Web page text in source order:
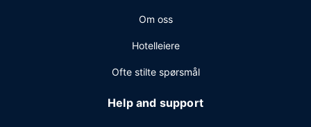
(inkludert), et forretningssenter og hurtiginnsjekking.
Planlegger du en event i Haikou? Som en av dette hotellet
sine gjester tilbys du møte- og konferanserom på opp til
1500 kvadratmeter, blant annet konferansesenter og 5
møterom. Gjestene tilbys henting på togstasjonen mot et
Om oss
Hotelleiere
Ofte stilte spørsmål
Help and support